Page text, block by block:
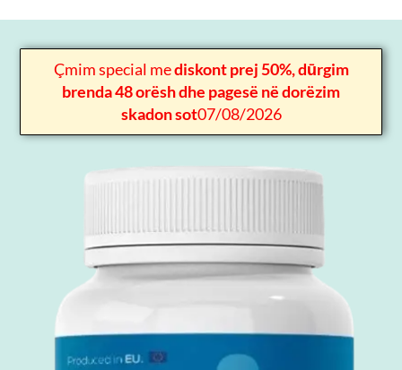
Çmim special mediskont prej 50%, dūrgim
brenda 48 orësh dhe pagesë në dorëzim
skadon sot07/08/2026